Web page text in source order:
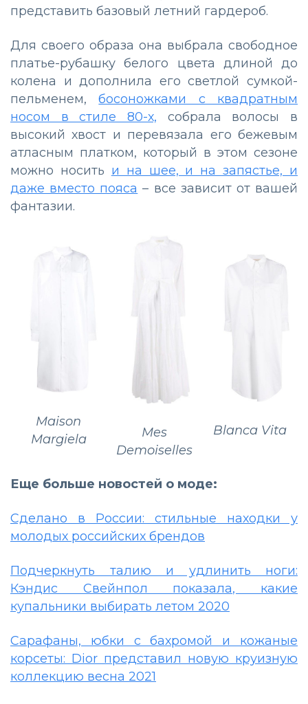
представить базовый летний гардероб.
Для своего образа она выбрала свободное
платье-рубашку белого цвета длиной до
колена и дополнила его светлой сумкой-
пельменем,босоножками с квадратным
носом в стиле 80-х, собрала волосы в
высокий хвост и перевязала его бежевым
атласным платком, который в этом сезоне
можно носить и на шее, и на запястье, и
даже вместо пояса – все зависит от вашей
фантазии.
Maison
Margiela
Mes
Demoiselles
Blanca Vita
Еще больше новостей о моде:
Сделано в России: стильные находки у
молодых российских брендов
Подчеркнуть талию и удлинить ноги:
Кэндис Свейнпол показала, какие
купальники выбирать летом 2020
Сарафаны, юбки с бахромой и кожаные
корсеты: Dior представил новую круизную
коллекцию весна 2021